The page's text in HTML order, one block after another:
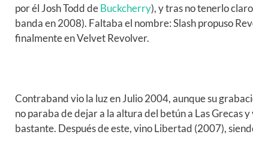
por él Josh Todd deBuckcherry), y tras no tenerlo
banda en 2008). Faltaba el nombre: Slash propuso
finalmente en Velvet Revolver.
Contraband vio la luz en Julio 2004, aunque su
no paraba de dejar a la altura del betún a Las Grecas
bastante. Después de este, vino Libertad (2007),